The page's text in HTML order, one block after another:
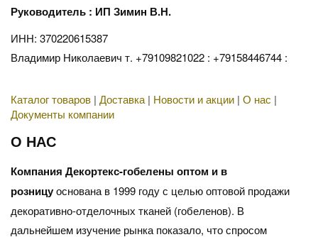
Руководитель : ИП Зимин В.Н.
ИНН: 370220615387
Владимир Николаевич т. +79109821022 : +79158446744 :
Каталог товаров | Доставка | Новости и акции | О нас |
Документы компании
О НАС
Компания Декортекс-гобелены оптом и в
розницуоснована в 1999 году с целью оптовой продажи
декоративно-отделочных тканей (гобеленов). В
дальнейшем изучение рынка показало, что спросом